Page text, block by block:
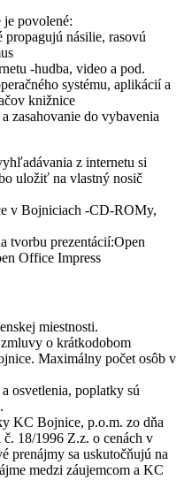
je povolené:
propagujú násilie, rasovú
-hudba, video a pod.
systému, aplikácií a
knižnice
zasahovanie do vybavenia
z internetu si
uložiť na vlastný nosič
v Bojniciach -CD-ROMy,
tvorbu prezentácií:Open
Office Impress
miestnosti.
o krátkodobom
Maximálny počet osôb v
osvetlenia, poplatky sú
KC Bojnice, p.o.m. zo dňa
18/1996 Z.z. o cenách v
prenájmy sa uskutočňujú na
medzi záujemcom a KC